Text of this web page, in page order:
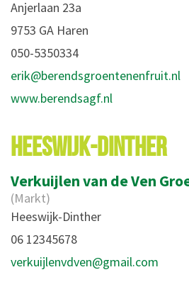
Anjerlaan 23a
9753 GA Haren
050-5350334
erik@berendsgroentenenfruit.nl
www.berendsagf.nl
HEESWIJK-DINTHER
Verkuijlen van de Ven
(Markt)
Heeswijk-Dinther
06 12345678
verkuijlenvdven@gmail.com